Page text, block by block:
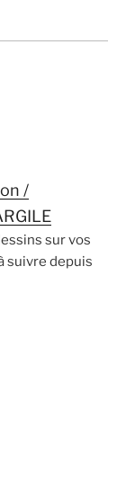
/
sur vos
suivre depuis